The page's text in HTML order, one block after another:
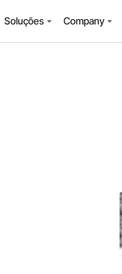
Soluções Company